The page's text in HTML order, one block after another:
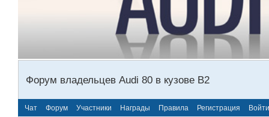
Форум владельцев Audi 80 в кузове В2
Чат Форум Участники Награды Правила Регистрация Войти